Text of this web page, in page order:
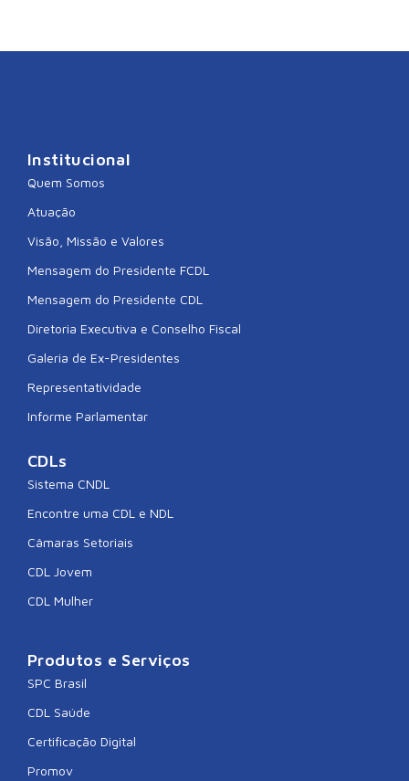
Institucional
Quem Somos
Atuação
Visão, Missão e Valores
Mensagem do Presidente FCDL
Mensagem do Presidente CDL
Diretoria Executiva e Conselho Fiscal
Galeria de Ex-Presidentes
Representatividade
Informe Parlamentar
CDLs
Sistema CNDL
Encontre uma CDL e NDL
Câmaras Setoriais
CDL Jovem
CDL Mulher
Produtos e Serviços
SPC Brasil
CDL Saúde
Certificação Digital
Promov